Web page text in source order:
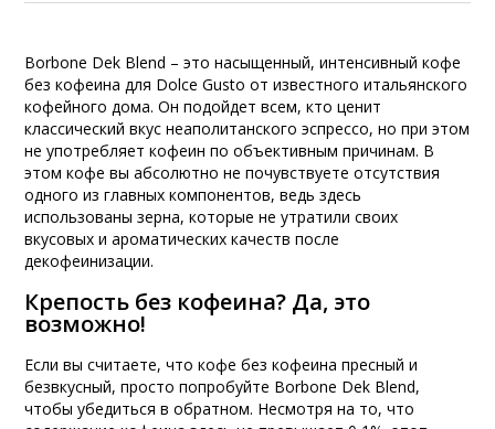
Borbone Dek Blend – это насыщенный, интенсивный кофе
без кофеина для Dolce Gusto от известного итальянского
кофейного дома. Он подойдет всем, кто ценит
классический вкус неаполитанского эспрессо, но при этом
не употребляет кофеин по объективным причинам. В
этом кофе вы абсолютно не почувствуете отсутствия
одного из главных компонентов, ведь здесь
использованы зерна, которые не утратили своих
вкусовых и ароматических качеств после
декофеинизации.
Крепость без кофеина? Да, это
возможно!
Если вы считаете, что кофе без кофеина пресный и
безвкусный, просто попробуйте Borbone Dek Blend,
чтобы убедиться в обратном. Несмотря на то, что